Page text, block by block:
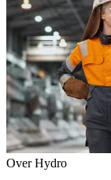
Over Hydro